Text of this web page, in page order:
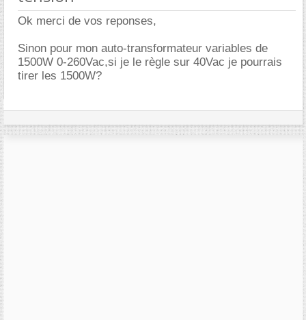
Ok merci de vos reponses,
Sinon pour mon auto-transformateur variables de
1500W 0-260Vac,si je le règle sur 40Vac je pourrais
tirer les 1500W?